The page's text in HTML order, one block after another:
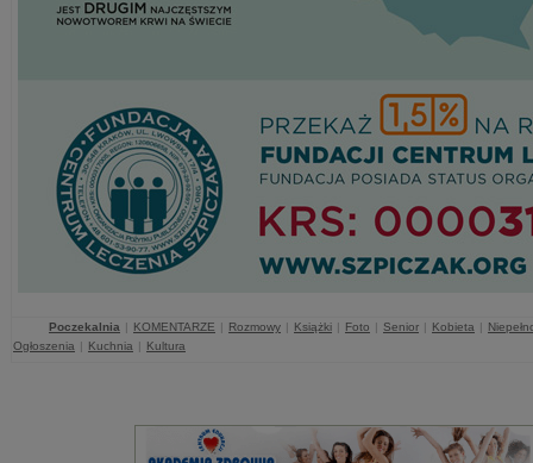
Poczekalnia | KOMENTARZE | Rozmowy | Książki | Foto | Senior | Kobieta |
Ogłoszenia | Kuchnia | Kultura